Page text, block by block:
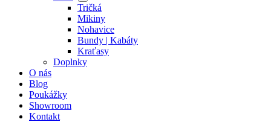
Tričká
Mikiny
Nohavice
Bundy | Kabáty
Kraťasy
Doplnky
O nás
Blog
Poukážky
Showroom
Kontakt